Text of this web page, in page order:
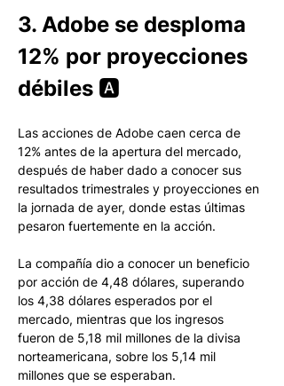
3. Adobe se desploma
12% por proyecciones
débiles 🅰️
Las acciones de Adobe caen cerca de
12% antes de la apertura del mercado,
después de haber dado a conocer sus
resultados trimestrales y proyecciones en
la jornada de ayer, donde estas últimas
pesaron fuertemente en la acción.
La compañía dio a conocer un beneficio
por acción de 4,48 dólares, superando
los 4,38 dólares esperados por el
mercado, mientras que los ingresos
fueron de 5,18 mil millones de la divisa
norteamericana, sobre los 5,14 mil
millones que se esperaban.